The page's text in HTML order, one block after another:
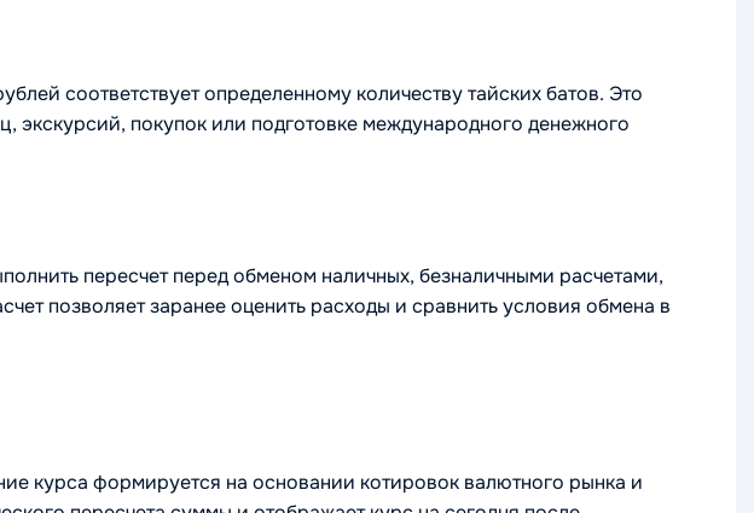
соответствует определенному количеству тайских батов. Это
экскурсий, покупок или подготовке международного денежного
пересчет перед обменом наличных, безналичными расчетами,
позволяет заранее оценить расходы и сравнить условия обмена в
курса формируется на основании котировок валютного рынка и